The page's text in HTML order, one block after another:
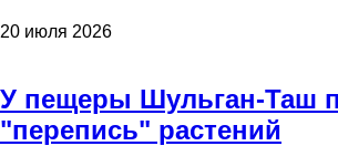
20 июля 2026
У пещеры Шульган-Таш
"перепись" растений